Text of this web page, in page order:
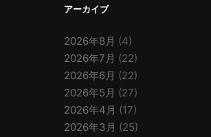
アーカイブ
2026年8月 (4)
2026年7月 (22)
2026年6月 (22)
2026年5月 (27)
2026年4月 (17)
2026年3月 (25)